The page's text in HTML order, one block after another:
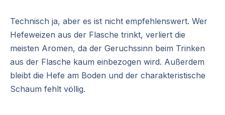
Technisch ja, aber es ist nicht empfehlenswert. Wer
Hefeweizen aus der Flasche trinkt, verliert die
meisten Aromen, da der Geruchssinn beim Trinken
aus der Flasche kaum einbezogen wird. Außerdem
bleibt die Hefe am Boden und der charakteristische
Schaum fehlt völlig.